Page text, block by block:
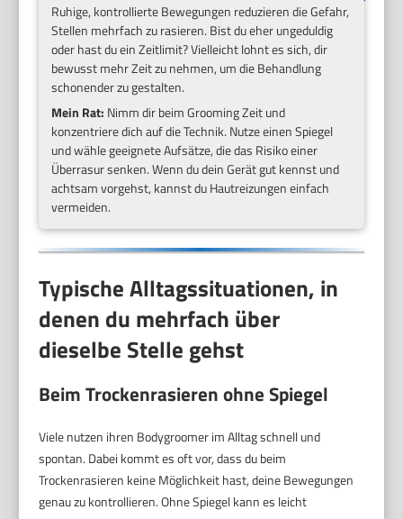
Ruhige, kontrollierte Bewegungen reduzieren die Gefahr,
Stellen mehrfach zu rasieren. Bist du eher ungeduldig
oder hast du ein Zeitlimit? Vielleicht lohnt es sich, dir
bewusst mehr Zeit zu nehmen, um die Behandlung
schonender zu gestalten.
Mein Rat: Nimm dir beim Grooming Zeit und
konzentriere dich auf die Technik. Nutze einen Spiegel
und wähle geeignete Aufsätze, die das Risiko einer
Überrasur senken. Wenn du dein Gerät gut kennst und
achtsam vorgehst, kannst du Hautreizungen einfach
vermeiden.
Typische Alltagssituationen, in
denen du mehrfach über
dieselbe Stelle gehst
Beim Trockenrasieren ohne Spiegel
Viele nutzen ihren Bodygroomer im Alltag schnell und
spontan. Dabei kommt es oft vor, dass du beim
Trockenrasieren keine Möglichkeit hast, deine Bewegungen
genau zu kontrollieren. Ohne Spiegel kann es leicht